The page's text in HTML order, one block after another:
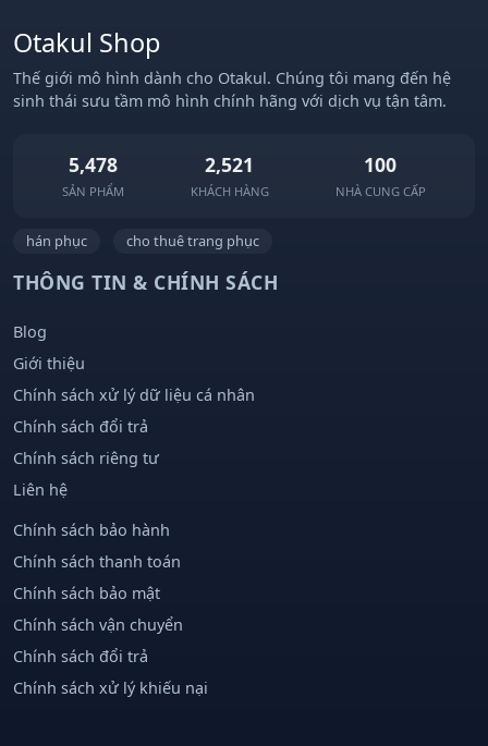
Otakul Shop
Thế giới mô hình dành cho Otakul. Chúng tôi mang đến hệ
sinh thái sưu tầm mô hình chính hãng với dịch vụ tận tâm.
5,478
SẢN PHẨM
2,521
KHÁCH HÀNG
100
NHÀ CUNG CẤP
hán phục cho thuê trang phục
THÔNG TIN & CHÍNH SÁCH
Blog
Giới thiệu
Chính sách xử lý dữ liệu cá nhân
Chính sách đổi trả
Chính sách riêng tư
Liên hệ
Chính sách bảo hành
Chính sách thanh toán
Chính sách bảo mật
Chính sách vận chuyển
Chính sách đổi trả
Chính sách xử lý khiếu nại